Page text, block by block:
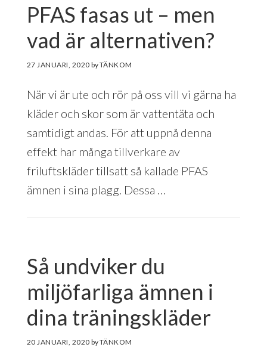
PFAS fasas ut – men
vad är alternativen?
27 JANUARI, 2020 by
När vi är ute och rör på oss vill vi gärna ha
kläder och skor som är vattentäta och
samtidigt andas. För att uppnå denna
effekt har många tillverkare av
friluftskläder tillsatt så kallade PFAS
ämnen i sina plagg. Dessa …
Så undviker du
miljöfarliga ämnen i
dina träningskläder
20 JANUARI, 2020 by